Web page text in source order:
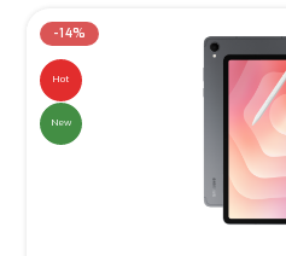
-14%
Hot
New